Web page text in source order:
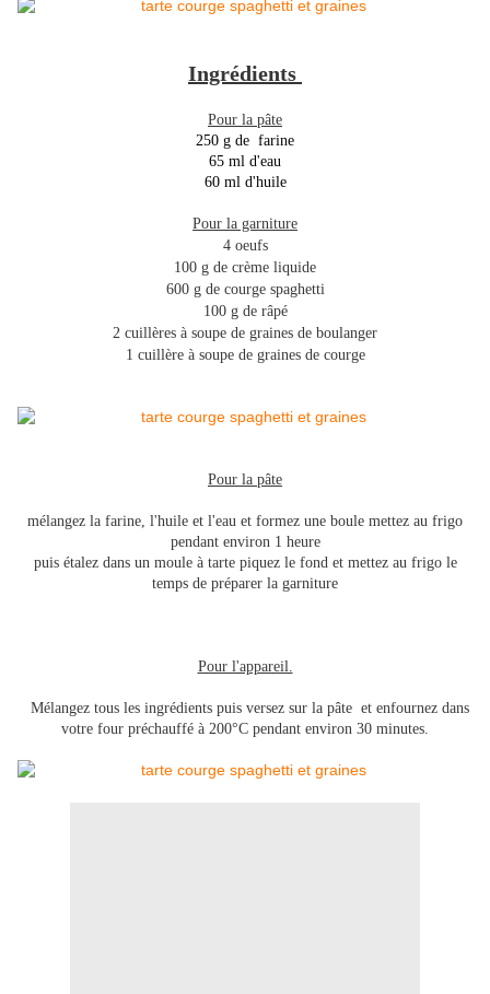
Ingrédients
Pour la pâte
250 g de farine
65 ml d'eau
60 ml d'huile
Pour la garniture
4 oeufs
100 g de crème liquide
600 g de courge spaghetti
100 g de râpé
2 cuillères à soupe de graines de boulanger
1 cuillère à soupe de graines de courge
Pour la pâte
mélangez la farine, l'huile et l'eau et formez une boule mettez au frigo
pendant environ 1 heure
puis étalez dans un moule à tarte piquez le fond et mettez au frigo le
temps de préparer la garniture
Pour l'appareil.
Mélangez tous les ingrédients puis versez sur la pâte et enfournez dans
votre four préchauffé à 200°C pendant environ 30 minutes.